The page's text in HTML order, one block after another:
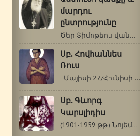
մարդու
ընտրությունը
Ծեր Տիմոթեոս վանահայր († 23 սեպտեմբերի…
Սբ. Հովհաննես
Ռուս
Մայիսի 27/Հունիսի 9 Սբ. Հովհաննես…
Սբ. Գևորգ
Կարսլիդիս
(1901-1959 թթ.) Նոյեմբերի 4/17 Սբ. Գևորգը`…